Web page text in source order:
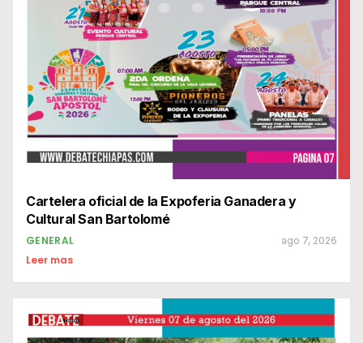
Cartelera oficial de la Expoferia Ganadera y
Cultural San Bartolomé
GENERAL ago 7, 2026
Leer mas